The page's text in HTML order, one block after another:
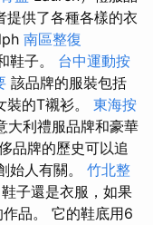
提供了各種各樣的衣
南區整復
鞋子。 台中運動按
該品牌的服裝包括
的T襯衫。 東海按
大利禮服品牌和豪華
品牌的歷史可以追
始人有關。 竹北整
子還是衣服，如果
品。 它的鞋底用6